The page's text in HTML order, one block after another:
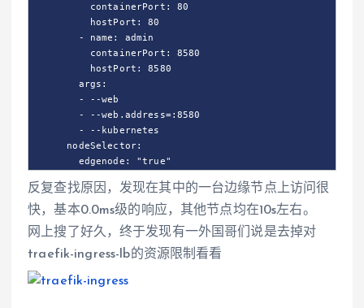
          containerPort: 80
          hostPort: 80
        - name: admin
          containerPort: 8580
          hostPort: 8580
        args:
        - --web
        - --web.address=:8580
        - --kubernetes
      nodeSelector:
        edgenode: "true"
反复查找原因，发现在其中的一台边缘节点上访问很
快，基本0.0ms级的响应，其他节点均在10s左右。
网上搜了好久，终于发现有一外国哥们说是去掉对
traefik-ingress-lb的资源限制看看